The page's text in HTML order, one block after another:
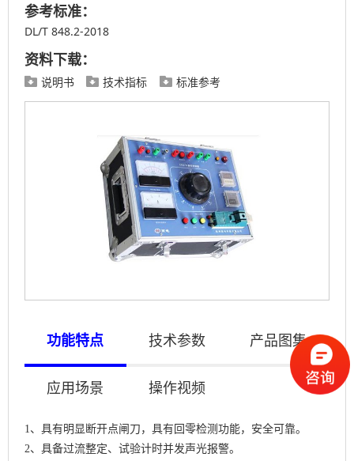
参考标准：
DL/T 848.2-2018
资料下载：
 说明书  技术指标  标准参考
功能特点 技术参数 产品图集
应用场景 操作视频
1、具有明显断开点闸刀，具有回零检测功能，安全可靠。
2、具备过流整定、试验计时并发声光报警。